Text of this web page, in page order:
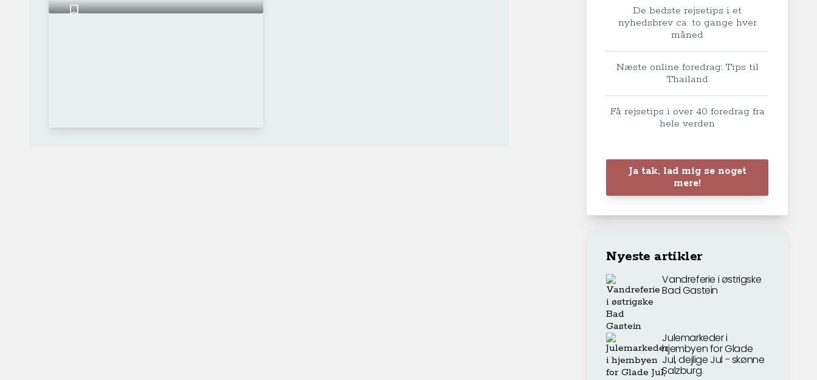
De bedste rejsetips i et
nyhedsbrev ca. to gange hver
måned
Næste online foredrag: Tips til
Thailand
Få rejsetips i over 40 foredrag fra
hele verden
Ja tak, lad mig se noget
mere!
Nyeste artikler
Vandreferie i østrigske
Bad Gastein
Julemarkeder i
hjembyen for Glade
Jul, dejlige Jul - skønne
Salzburg